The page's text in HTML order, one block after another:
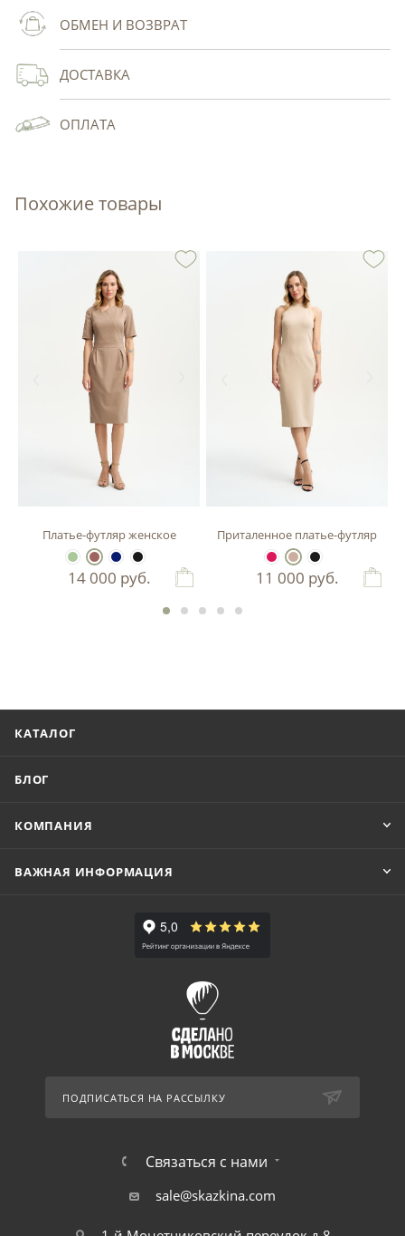
ОБМЕН И ВОЗВРАТ
ДОСТАВКА
ОПЛАТА
Похожие товары
Платье-футляр женское
14 000 руб.
Приталенное платье-футляр
11 000 руб.
КАТАЛОГ
БЛОГ
КОМПАНИЯ
ВАЖНАЯ ИНФОРМАЦИЯ
ПОДПИСАТЬСЯ НА РАССЫЛКУ
Связаться с нами
sale@skazkina.com